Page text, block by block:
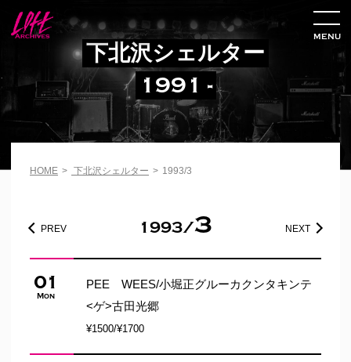
下北沢シェルター
1991 -
MENU
HOME > 下北沢シェルター > 1993/3
1993/3 NEXT
PREV
01
Mon
PEE WEES/小堀正グルーカクンタキンテ
<ゲ>古田光郷
¥1500/¥1700